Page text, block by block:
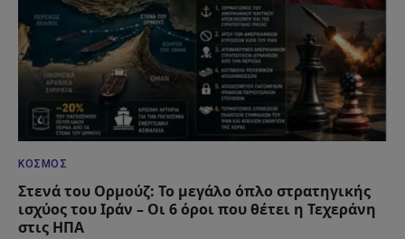
ΚΌΣΜΟΣ
Στενά του Ορμούζ: Το μεγάλο όπλο στρατηγικής
ισχύος του Ιράν – Οι 6 όροι που θέτει η Τεχεράνη
στις ΗΠΑ